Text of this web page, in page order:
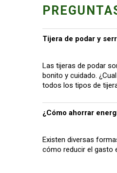
Tijera de podar y
Las tijeras de podar
bonito y cuidado.
todos los tipos de
¿Cómo ahorrar
Existen diversas
cómo reducir el gasto